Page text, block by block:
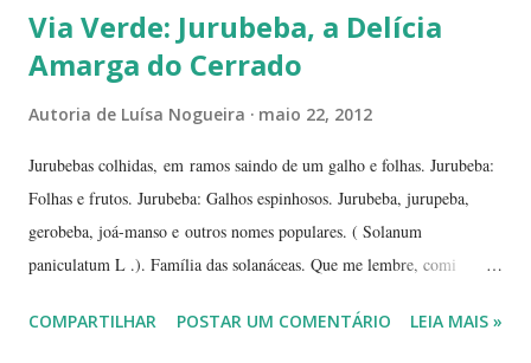
Via Verde: Jurubeba, a Delícia
Amarga do Cerrado
Autoria de Luísa Nogueira maio 22, 2012
Jurubebas colhidas, em ramos saindo de um galho e folhas. Jurubeba:
Folhas e frutos. Jurubeba: Galhos espinhosos. Jurubeba, jurupeba,
gerobeba, joá-manso e outros nomes populares. ( Solanum
paniculatum L .). Família das solanáceas. Que me lembre, comi
Hidrolândia, interior de
COMPARTILHAR POSTAR UM COMENTÁRIO LEIA MAIS »